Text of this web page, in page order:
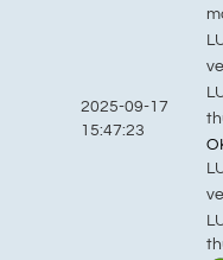
2025-09-17
15:47:23